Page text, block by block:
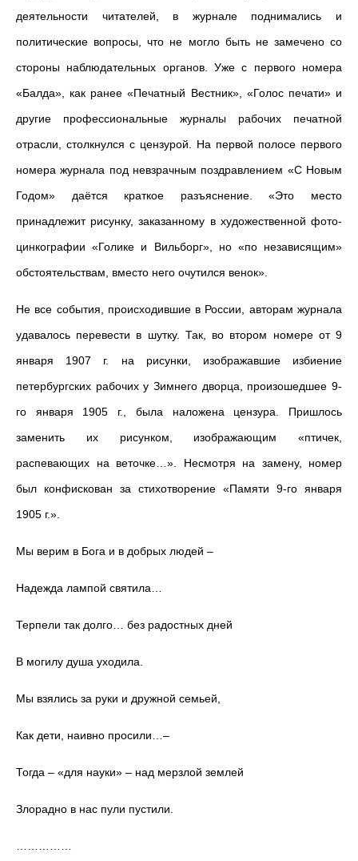
деятельности читателей, в журнале поднимались и
политические вопросы, что не могло быть не замечено со
стороны наблюдательных органов. Уже с первого номера
«Балда», как ранее «Печатный Вестник», «Голос печати» и
другие профессиональные журналы рабочих печатной
отрасли, столкнулся с цензурой. На первой полосе первого
номера журнала под невзрачным поздравлением «С Новым
Годом» даётся краткое разъяснение. «Это место
принадлежит рисунку, заказанному в художественной фото-
цинкографии «Голике и Вильборг», но «по независящим»
обстоятельствам, вместо него очутился венок».
Не все события, происходившие в России, авторам журнала
удавалось перевести в шутку. Так, во втором номере от 9
января 1907 г. на рисунки, изображавшие избиение
петербургских рабочих у Зимнего дворца, произошедшее 9-
го января 1905 г., была наложена цензура. Пришлось
заменить их рисунком, изображающим «птичек,
распевающих на веточке…». Несмотря на замену, номер
был конфискован за стихотворение «Памяти 9-го января
1905 г.».
Мы верим в Бога и в добрых людей –
Надежда лампой святила…
Терпели так долго… без радостных дней
В могилу душа уходила.
Мы взялись за руки и дружной семьей,
Как дети, наивно просили…–
Тогда – «для науки» – над мерзлой землей
Злорадно в нас пули пустили.